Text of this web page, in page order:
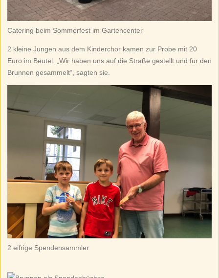
Catering beim Sommerfest im Gartencenter
2 kleine Jungen aus dem Kinderchor kamen zur Probe mit 20
Euro im Beutel. „Wir haben uns auf die Straße gestellt und für den
Brunnen gesammelt“, sagten sie.
2 eifrige Spendensammler